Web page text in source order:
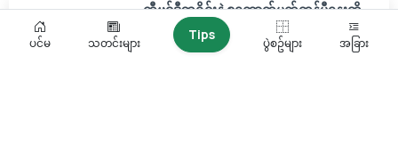
ပင်မ သတင်းများ
Tips
ပွဲစဥ်များ အခြား
ကီဗင်ဒီဘရိုင်းနဲ့ စကော့တ်မက်တွန်မီနေးတို့
အတူတွဲကစားနိုင်ပါ့မလားလို့ မေးခွန်းထုတ်
လိုက်တဲ့ ကာပယ်လို